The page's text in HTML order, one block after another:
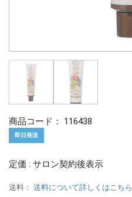
商品コード： 116438
即日発送
定価 : サロン契約後表示
送料： 送料について詳しくはこちら